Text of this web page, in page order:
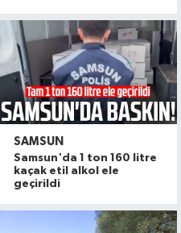
SAMSUN
Samsun'da 1 ton 160 litre
kaçak etil alkol ele
geçirildi